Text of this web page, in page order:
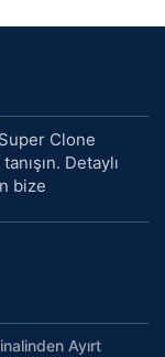
Clone
Detaylı
bize
Ayırt